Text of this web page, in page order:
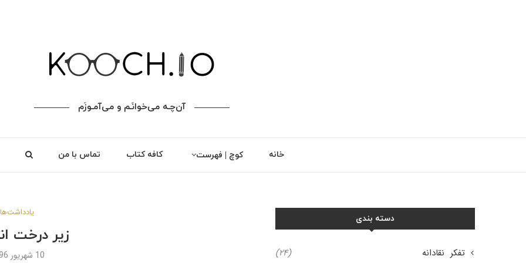
آن‌چـه می‌خوانَـم و می‌آمـوزَم
خانه کوچ | فهرست کافه کتاب تماس با من
یادداشت‌ها
زیر درخت
10 شهریور 1396
دسته بندی
تفکر نقادانه
(۲۴)